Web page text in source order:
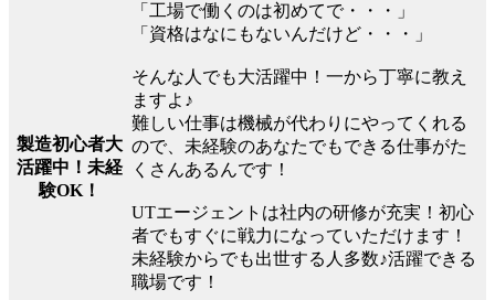
製造初心者大
活躍中！未経
験OK！
「工場で働くのは初めてで・・・」
「資格はなにもないんだけど・・・」
そんな人でも大活躍中！一から丁寧に教え
ますよ♪
難しい仕事は機械が代わりにやってくれる
ので、未経験のあなたでもできる仕事がた
くさんあるんです！
UTエージェントは社内の研修が充実！初心
者でもすぐに戦力になっていただけます！
未経験からでも出世する人多数♪活躍できる
職場です！